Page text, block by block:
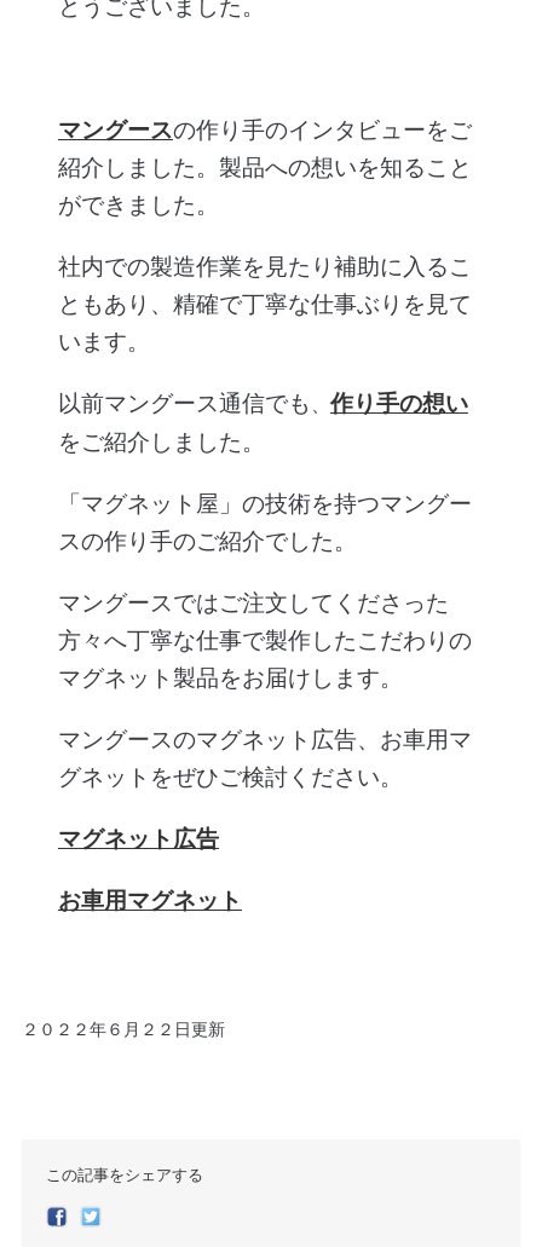
とうございました。
マングースの作り手のインタビューをご
紹介しました。製品への想いを知ること
ができました。
社内での製造作業を見たり補助に入るこ
ともあり、精確で丁寧な仕事ぶりを見て
います。
以前マングース通信でも 、作り手の想い
をご紹介しました。
「マグネット屋」の技術を持つマングー
スの作り手のご紹介でした。
マングースではご注文してくださった
方々へ丁寧な仕事で製作したこだわりの
マグネット製品をお届けします。
マングースのマグネット広告、お車用マ
グネットをぜひご検討ください。
マグネット広告
お車用マグネット
２０２２年６月２２日更新
この記事をシェアする
Facebook
Twitter